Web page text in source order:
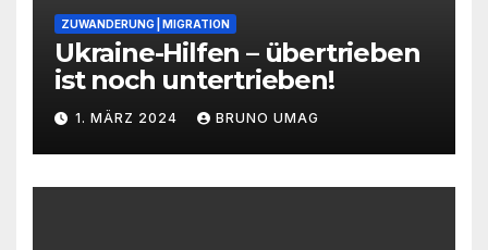
ZUWANDERUNG | MIGRATION
Ukraine-Hilfen – übertrieben
ist noch untertrieben!
1. MÄRZ 2024 BRUNO UMAG